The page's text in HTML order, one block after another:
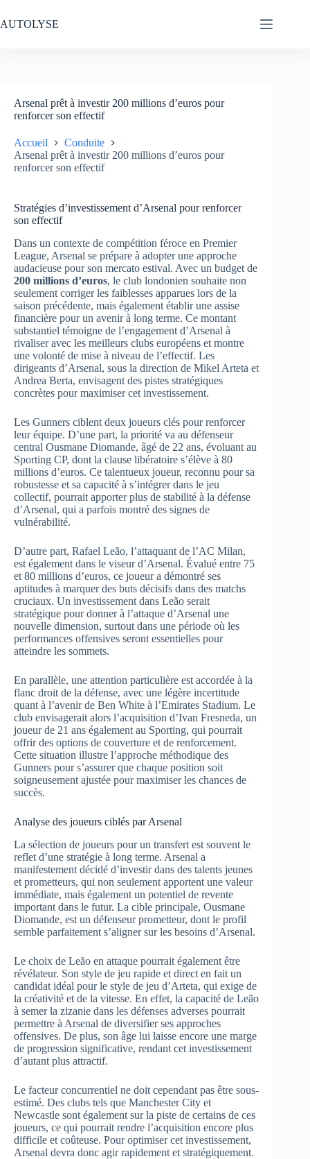
au
contenu
AUTOLYSE
Arsenal prêt à investir 200 millions d’euros pour
renforcer son effectif
Accueil
Conduite
Arsenal prêt à investir 200 millions d’euros pour
renforcer son effectif
Stratégies d’investissement d’Arsenal pour renforcer
son effectif
Dans un contexte de compétition féroce en Premier
League, Arsenal se prépare à adopter une approche
audacieuse pour son mercato estival. Avec un budget de
200 millions d’euros, le club londonien souhaite non
seulement corriger les faiblesses apparues lors de la
saison précédente, mais également établir une assise
financière pour un avenir à long terme. Ce montant
substantiel témoigne de l’engagement d’Arsenal à
rivaliser avec les meilleurs clubs européens et montre
une volonté de mise à niveau de l’effectif. Les
dirigeants d’Arsenal, sous la direction de Mikel Arteta et
Andrea Berta, envisagent des pistes stratégiques
concrètes pour maximiser cet investissement.
Les Gunners ciblent deux joueurs clés pour renforcer
leur équipe. D’une part, la priorité va au défenseur
central Ousmane Diomande, âgé de 22 ans, évoluant au
Sporting CP, dont la clause libératoire s’élève à 80
millions d’euros. Ce talentueux joueur, reconnu pour sa
robustesse et sa capacité à s’intégrer dans le jeu
collectif, pourrait apporter plus de stabilité à la défense
d’Arsenal, qui a parfois montré des signes de
vulnérabilité.
D’autre part, Rafael Leão, l’attaquant de l’AC Milan,
est également dans le viseur d’Arsenal. Évalué entre 75
et 80 millions d’euros, ce joueur a démontré ses
aptitudes à marquer des buts décisifs dans des matchs
cruciaux. Un investissement dans Leão serait
stratégique pour donner à l’attaque d’Arsenal une
nouvelle dimension, surtout dans une période où les
performances offensives seront essentielles pour
atteindre les sommets.
En parallèle, une attention particulière est accordée à la
flanc droit de la défense, avec une légère incertitude
quant à l’avenir de Ben White à l’Emirates Stadium. Le
club envisagerait alors l’acquisition d’Ivan Fresneda, un
joueur de 21 ans également au Sporting, qui pourrait
offrir des options de couverture et de renforcement.
Cette situation illustre l’approche méthodique des
Gunners pour s’assurer que chaque position soit
soigneusement ajustée pour maximiser les chances de
succès.
Analyse des joueurs ciblés par Arsenal
La sélection de joueurs pour un transfert est souvent le
reflet d’une stratégie à long terme. Arsenal a
manifestement décidé d’investir dans des talents jeunes
et prometteurs, qui non seulement apportent une valeur
immédiate, mais également un potentiel de revente
important dans le futur. La cible principale, Ousmane
Diomande, est un défenseur prometteur, dont le profil
semble parfaitement s’aligner sur les besoins d’Arsenal.
Le choix de Leão en attaque pourrait également être
révélateur. Son style de jeu rapide et direct en fait un
candidat idéal pour le style de jeu d’Arteta, qui exige de
la créativité et de la vitesse. En effet, la capacité de Leão
à semer la zizanie dans les défenses adverses pourrait
permettre à Arsenal de diversifier ses approches
offensives. De plus, son âge lui laisse encore une marge
de progression significative, rendant cet investissement
d’autant plus attractif.
Le facteur concurrentiel ne doit cependant pas être sous-
estimé. Des clubs tels que Manchester City et
Newcastle sont également sur la piste de certains de ces
joueurs, ce qui pourrait rendre l’acquisition encore plus
difficile et coûteuse. Pour optimiser cet investissement,
Arsenal devra donc agir rapidement et stratégiquement.